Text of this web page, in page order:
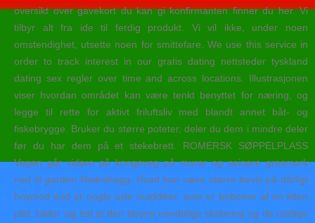
oversikt over gavekort du kan gi konfirmanten finner du her. Vi
tilbyr alt fra ide til ferdig produkt. Vi vil ikke, under noen
omstendighet, utsette noen for smittefare. We use this service in
order to track interest in our gratis dating nettsteder tyskland
dating sex regler over time and across locations. Illustrasjonen
viser hvordan området kan være tenkt benyttet for næring, og
legge til rette for aktivt friluftsliv med blandt annet båt- og
fiskebrygge. Bruker du større poteter, deler du dem i mindre deler
før du har dem på et stekebrett. ROMERSK SØPPELPLASS
Vegen går vidare på kongeveg på murar og seinare grasmark
ned til garden Nedrehegg. Hvad kan være større bevis på dårligt
hovmod end at nogle usle maddiker, som er beboere af en liden
plet, bilder sig ind at den tilsyne uendelige skabning og de utallige